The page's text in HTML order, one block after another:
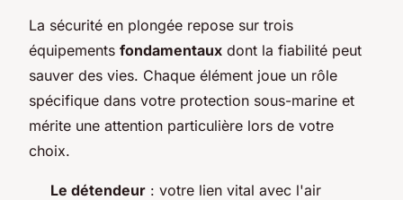
La sécurité en plongée repose sur trois
équipements fondamentaux dont la fiabilité peut
sauver des vies. Chaque élément joue un rôle
spécifique dans votre protection sous-marine et
mérite une attention particulière lors de votre
choix.
Le détendeur : votre lien vital avec l'air